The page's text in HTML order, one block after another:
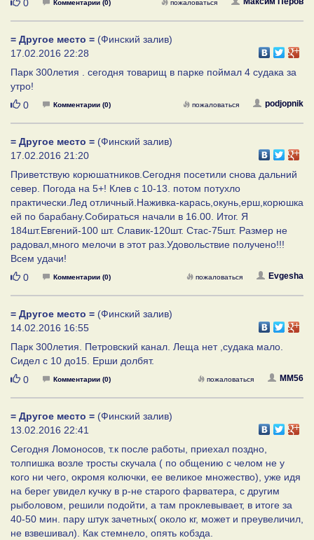
0 Комментарии (0) пожаловаться
= Другое место = (Финский залив)
17.02.2016 22:28
Парк 300летия . сегодня товарищ в парке поймал 4 судака за
утро!
Нравится
0 Комментарии (0) podjopnik
пожаловаться
= Другое место = (Финский залив)
17.02.2016 21:20
Приветствую корюшатников.Сегодня посетили снова дальний
север. Погода на 5+! Клев с 10-13. потом потухло
практически.Лед отличный.Наживка-карась,окунь,ерш,корюшка
ей по барабану.Собираться начали в 16.00. Итог. Я
184шт.Евгений-100 шт. Славик-120шт. Стас-75шт. Размер не
радовал,много мелочи в этот раз.Удовольствие получено!!!
Всем удачи!
Нравится
0 Комментарии (0) Evgesha
пожаловаться
= Другое место = (Финский залив)
14.02.2016 16:55
Парк 300летия. Петровский канал. Леща нет ,судака мало.
Сидел с 10 до15. Ерши долбят.
Нравится
0 Комментарии (0) MM56
пожаловаться
= Другое место = (Финский залив)
13.02.2016 22:41
Сегодня Ломоносов, т.к после работы, приехал поздно,
толпишка возле тросты скучала ( по общению с челом не у
кого ни чего, окромя колючки, ее великое множество), уже идя
на берег увидел кучку в р-не старого фарватера, с другим
рыболовом, решили подойти, а там проклевывает, в итоге за
40-50 мин. пару штук зачетных( около кг, может и преувеличил,
не взвешивал). Как стемнело, опять кобзда.